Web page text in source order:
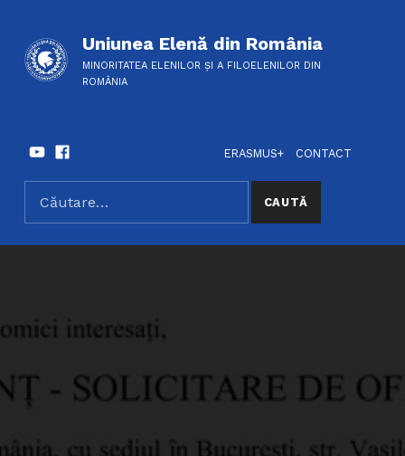
Uniunea Elenă din România
MINORITATEA ELENILOR ȘI A FILOELENILOR DIN
ROMÂNIA
SOCIAL LINKS
YoutubeFacebook
ERASMUS+
CONTACT
SEARCH THE SITE
Caută după: